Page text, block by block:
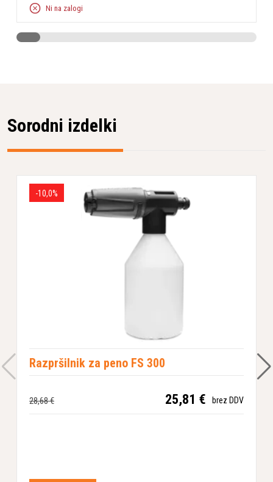
Ni na zalogi
Sorodni izdelki
-10,0%
Razpršilnik za peno FS 300
28,68 € 25,81 € brez DDV